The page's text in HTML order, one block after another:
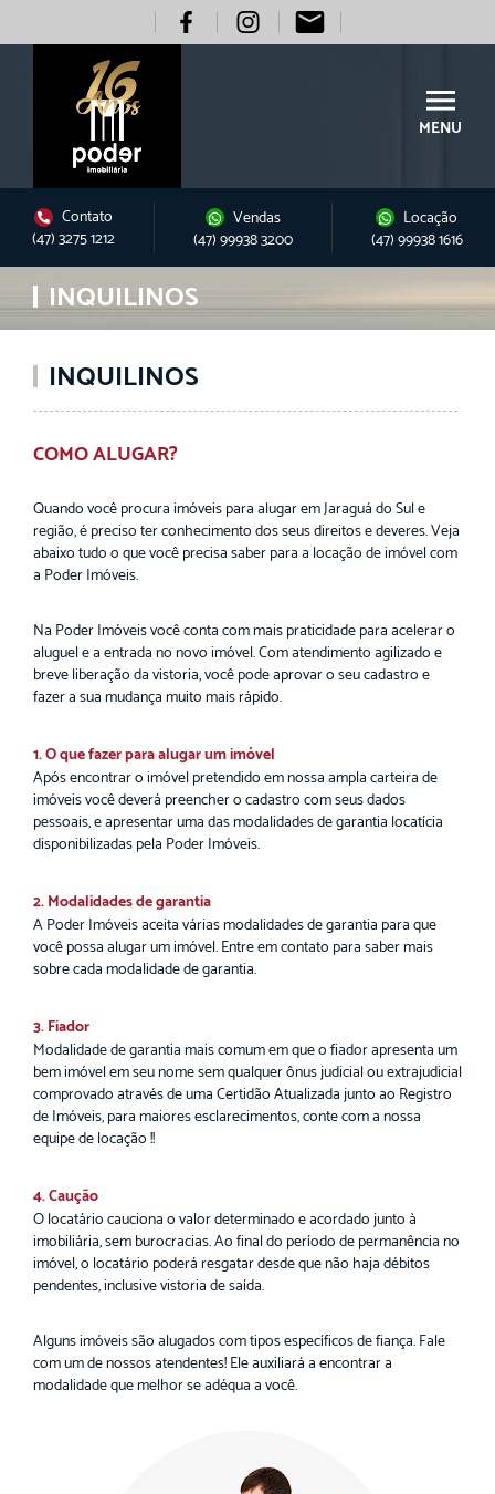
MENU
Contato
(47) 3275 1212
Vendas
(47) 99938 3200
Locação
(47) 99938 1616
INQUILINOS
INQUILINOS
COMO ALUGAR?
Quando você procura imóveis para alugar em Jaraguá do Sul e
região, é preciso ter conhecimento dos seus direitos e deveres. Veja
abaixo tudo o que você precisa saber para a locação de imóvel com
a Poder Imóveis.
Na Poder Imóveis você conta com mais praticidade para acelerar o
aluguel e a entrada no novo imóvel. Com atendimento agilizado e
breve liberação da vistoria, você pode aprovar o seu cadastro e
fazer a sua mudança muito mais rápido.
1. O que fazer para alugar um imóvel
Após encontrar o imóvel pretendido em nossa ampla carteira de
imóveis você deverá preencher o cadastro com seus dados
pessoais, e apresentar uma das modalidades de garantia locatícia
disponibilizadas pela Poder Imóveis.
2. Modalidades de garantia
A Poder Imóveis aceita várias modalidades de garantia para que
você possa alugar um imóvel. Entre em contato para saber mais
sobre cada modalidade de garantia.
3. Fiador
Modalidade de garantia mais comum em que o fiador apresenta um
bem imóvel em seu nome sem qualquer ônus judicial ou extrajudicial
comprovado através de uma Certidão Atualizada junto ao Registro
de Imóveis, para maiores esclarecimentos, conte com a nossa
equipe de locação !!
4. Caução
O locatário cauciona o valor determinado e acordado junto à
imobiliária, sem burocracias. Ao final do período de permanência no
imóvel, o locatário poderá resgatar desde que não haja débitos
pendentes, inclusive vistoria de saída.
Alguns imóveis são alugados com tipos específicos de fiança. Fale
com um de nossos atendentes! Ele auxiliará a encontrar a
modalidade que melhor se adéqua a você.